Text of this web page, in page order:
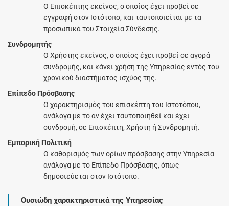
Ο Επισκέπτης εκείνος, ο οποίος έχει προβεί σε
εγγραφή στον Ιστότοπο, και ταυτοποιείται με τα
προσωπικά του Στοιχεία Σύνδεσης.
Συνδρομητής
Ο Χρήστης εκείνος, ο οποίος έχει προβεί σε αγορά
συνδρομής, και κάνει χρήση της Υπηρεσίας εντός του
χρονικού διαστήματος ισχύος της.
Επίπεδο Πρόσβασης
Ο χαρακτηρισμός του επισκέπτη του Ιστοτόπου,
ανάλογα με το αν έχει ταυτοποιηθεί και έχει
συνδρομή, σε Επισκέπτη, Χρήστη ή Συνδρομητή.
Εμπορική Πολιτική
Ο καθορισμός των ορίων πρόσβασης στην Υπηρεσία
ανάλογα με το Επίπεδο Πρόσβασης, όπως
δημοσιεύεται στον Ιστότοπο.
Ουσιώδη χαρακτηριστικά της Υπηρεσίας